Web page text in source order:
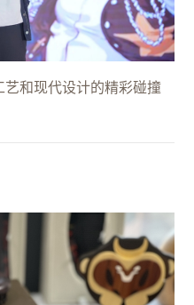
和现代设计的精彩碰撞